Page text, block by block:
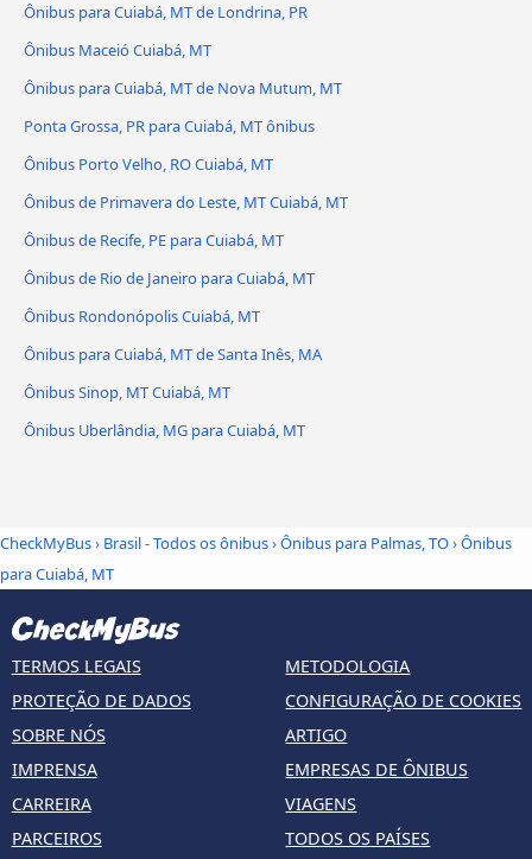
Ônibus para Cuiabá, MT de Londrina, PR
Ônibus Maceió Cuiabá, MT
Ônibus para Cuiabá, MT de Nova Mutum, MT
Ponta Grossa, PR para Cuiabá, MT ônibus
Ônibus Porto Velho, RO Cuiabá, MT
Ônibus de Primavera do Leste, MT Cuiabá, MT
Ônibus de Recife, PE para Cuiabá, MT
Ônibus de Rio de Janeiro para Cuiabá, MT
Ônibus Rondonópolis Cuiabá, MT
Ônibus para Cuiabá, MT de Santa Inês, MA
Ônibus Sinop, MT Cuiabá, MT
Ônibus Uberlândia, MG para Cuiabá, MT
CheckMyBus› Brasil - Todos os ônibus›Ônibus para Palmas, TO›Ônibus
para Cuiabá, MT
TERMOS LEGAIS
PROTEÇÃO DE DADOS
SOBRE NÓS
IMPRENSA
CARREIRA
PARCEIROS
METODOLOGIA
CONFIGURAÇÃO DE COOKIES
ARTIGO
EMPRESAS DE ÔNIBUS
VIAGENS
TODOS OS PAÍSES